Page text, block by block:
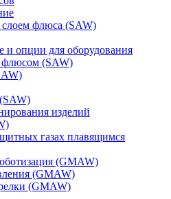
слоем флюса (SAW)
и опции для оборудования
флюсом (SAW)
изделий
газах плавящимся
(GMAW)
(GMAW)
(GMAW)